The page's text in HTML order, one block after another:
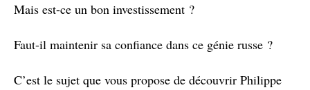
Mais est-ce un bon investissement ?
Faut-il maintenir sa confiance dans ce génie russe ?
C’est le sujet que vous propose de découvrir Philippe